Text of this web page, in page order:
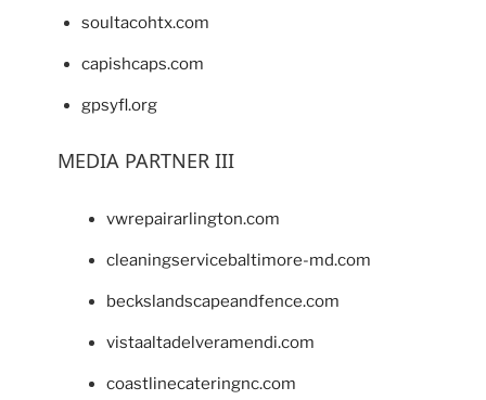
soultacohtx.com
capishcaps.com
gpsyfl.org
MEDIA PARTNER III
vwrepairarlington.com
cleaningservicebaltimore-md.com
beckslandscapeandfence.com
vistaaltadelveramendi.com
coastlinecateringnc.com